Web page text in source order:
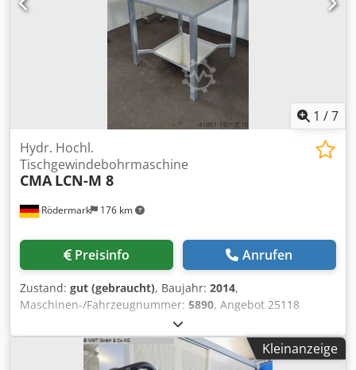
1 /7
Rödermark 176 km
Hydr. Hochl.
Tischgewindebohrmaschine
CMA LCN-M 8
Preisinfo Anrufen
Zustand: gut (gebraucht), Baujahr: 2014,
Maschinen-/Fahrzeugnummer: 5890, Angebot 25118
Technische Daten: - Gewindebohrleistung ca. M 3 - M 8 -
Arbeitsbereich ( Schwenkradius ) ca. 1800 mm -
Multipositionskopf Dodpfewmnhpox Akpskr - Drehzahlen 8
Kleinanzeige